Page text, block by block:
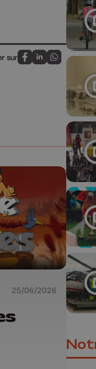
sur
Partagez sur
Partagez sur
Partagez
25/06/2026